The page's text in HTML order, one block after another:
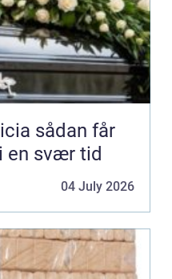
får
en svær tid
04 July 2026